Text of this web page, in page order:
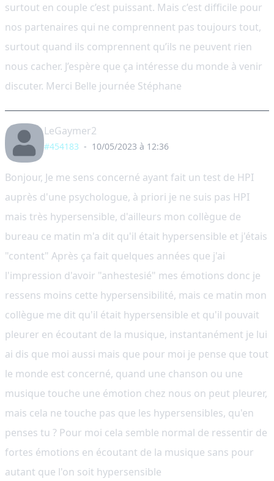
surtout en couple c’est puissant. Mais c’est difficile pour
nos partenaires qui ne comprennent pas toujours tout,
surtout quand ils comprennent qu’ils ne peuvent rien
nous cacher. J’espère que ça intéresse du monde à venir
discuter. Merci Belle journée Stéphane
LeGaymer2
#454183 - 10/05/2023 à 12:36
Bonjour, Je me sens concerné ayant fait un test de HPI
auprès d'une psychologue, à priori je ne suis pas HPI
mais très hypersensible, d'ailleurs mon collègue de
bureau ce matin m'a dit qu'il était hypersensible et j'étais
"content" Après ça fait quelques années que j'ai
l'impression d'avoir "anhestesié" mes émotions donc je
ressens moins cette hypersensibilité, mais ce matin mon
collègue me dit qu'il était hypersensible et qu'il pouvait
pleurer en écoutant de la musique, instantanément je lui
ai dis que moi aussi mais que pour moi je pense que tout
le monde est concerné, quand une chanson ou une
musique touche une émotion chez nous on peut pleurer,
mais cela ne touche pas que les hypersensibles, qu'en
penses tu ? Pour moi cela semble normal de ressentir de
fortes émotions en écoutant de la musique sans pour
autant que l'on soit hypersensible